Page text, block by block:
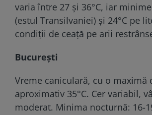
varia între 27 și 36°C, iar
(estul Transilvaniei) și 24°C pe
condiții de ceață pe arii
București
Vreme caniculară, cu o maximă
aproximativ 35°C. Cer variabil,
moderat. Minima nocturnă: 16-